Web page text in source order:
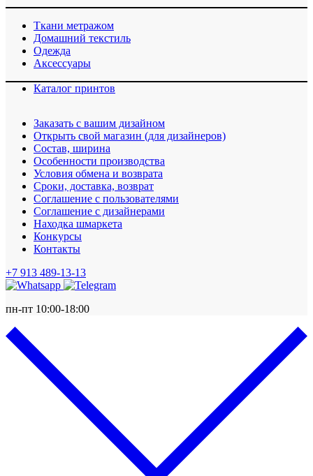
Ткани метражом
Домашний текстиль
Одежда
Аксессуары
Каталог принтов
Заказать с вашим дизайном
Открыть свой магазин (для дизайнеров)
Cостав, ширина
Особенности производства
Условия обмена и возврата
Сроки, доставка, возврат
Соглашение с пользователями
Соглашение с дизайнерами
Находка шмаркета
Конкурсы
Контакты
+7 913 489-13-13
пн-пт 10:00-18:00